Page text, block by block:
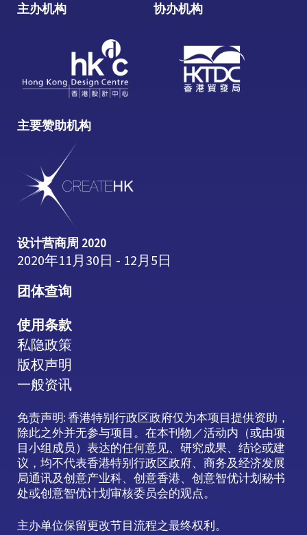
主办机构 协办机构
主要赞助机构
设计营商周 2020
2020年11月30日 - 12月5日
团体查询
使用条款
私隐政策
版权声明
一般资讯
免责声明: 香港特别行政区政府仅为本项目提供资助，
除此之外并无参与项目。在本刊物／活动内（或由项
目小组成员）表达的任何意见、研究成果、结论或建
议，均不代表香港特别行政区政府、商务及经济发展
局通讯及创意产业科、创意香港、创意智优计划秘书
处或创意智优计划审核委员会的观点。
主办单位保留更改节目流程之最终权利。